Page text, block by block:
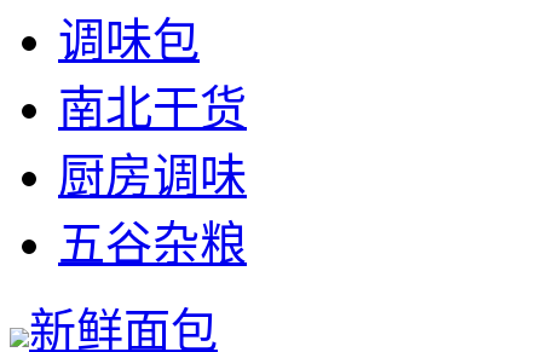
调味包
南北干货
厨房调味
五谷杂粮
新鲜面包